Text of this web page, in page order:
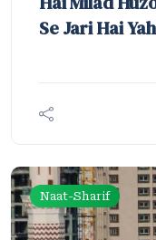
Se Jari Hai
Naat-Sharif